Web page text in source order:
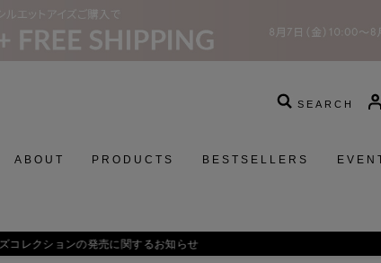
SEARCH
ABOUT PRODUCTS BESTSELLERS
Calm Brightening Cleansing Oil／